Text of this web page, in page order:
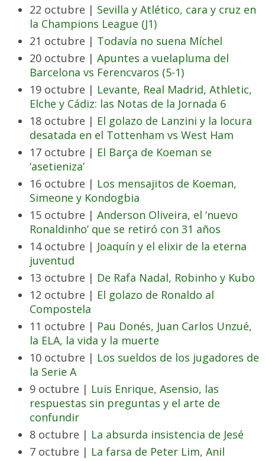
22 octubre | Sevilla y Atlético, cara y cruz en
la Champions League (J1)
21 octubre | Todavía no suena Míchel
20 octubre | Apuntes a vuelapluma del
Barcelona vs Ferencvaros (5-1)
19 octubre | Levante, Real Madrid, Athletic,
Elche y Cádiz: las Notas de la Jornada 6
18 octubre | El golazo de Lanzini y la locura
desatada en el Tottenham vs West Ham
17 octubre | El Barça de Koeman se
‘asetieniza’
16 octubre | Los mensajitos de Koeman,
Simeone y Kondogbia
15 octubre | Anderson Oliveira, el ‘nuevo
Ronaldinho’ que se retiró con 31 años
14 octubre | Joaquín y el elixir de la eterna
juventud
13 octubre | De Rafa Nadal, Robinho y Kubo
12 octubre | El golazo de Ronaldo al
Compostela
11 octubre | Pau Donés, Juan Carlos Unzué,
la ELA, la vida y la muerte
10 octubre | Los sueldos de los jugadores de
la Serie A
9 octubre | Luis Enrique, Asensio, las
respuestas sin preguntas y el arte de
confundir
8 octubre | La absurda insistencia de Jesé
7 octubre | La farsa de Peter Lim, Anil